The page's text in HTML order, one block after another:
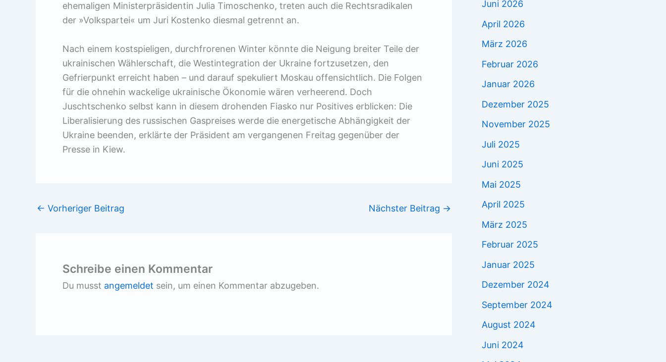
ehemaligen Ministerpräsidentin Julia Timoschenko, treten auch die Rechtsradikalen
der »Volkspartei« um Juri Kostenko diesmal getrennt an.
Nach einem kostspieligen, durchfrorenen Winter könnte die Neigung breiter Teile der
ukrainischen Wählerschaft, die Westintegration der Ukraine fortzusetzen, den
Gefrierpunkt erreicht haben – und darauf spekuliert Moskau offensichtlich. Die Folgen
für die ohnehin wackelige ukrainische Ökonomie wären verheerend. Doch
Juschtschenko selbst kann in diesem drohenden Fiasko nur Positives erblicken: Die
Liberalisierung des russischen Gaspreises werde die energetische Abhängigkeit der
Ukraine beenden, erklärte der Präsident am vergangenen Freitag gegenüber der
Presse in Kiew.
← Vorheriger Beitrag Nächster Beitrag →
Schreibe einen Kommentar
Du musst angemeldet sein, um einen Kommentar abzugeben.
Juni 2026
April 2026
März 2026
Februar 2026
Januar 2026
Dezember 2025
November 2025
Juli 2025
Juni 2025
Mai 2025
April 2025
März 2025
Februar 2025
Januar 2025
Dezember 2024
September 2024
August 2024
Juni 2024